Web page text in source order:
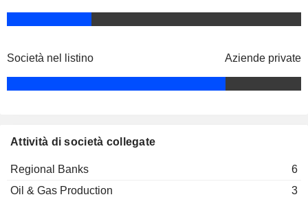
Services
Varoujan Abraham Nerguizian
Crescent Group of Cos.
Miscellaneous
Abdul Majid Jafar
Società nel listino Aziende private
Attività di società collegate
Regional Banks
6
Oil & Gas Production
3